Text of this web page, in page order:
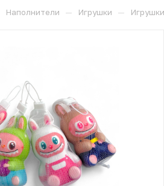
Наполнители — Игрушки —